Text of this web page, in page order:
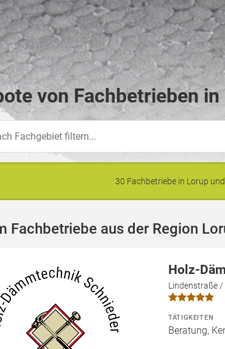
von Fachbetrieben
30 Fachbetriebe in Lorup
Fachbetriebe aus der Region
Holz-
Lindenstraße /
TÄTIGKEITEN
Beratung,